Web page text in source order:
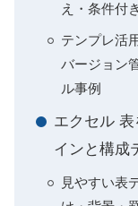
え・条件付
テンプレ活
バージョン
ル事例
エクセル
インと構成
見やすい表